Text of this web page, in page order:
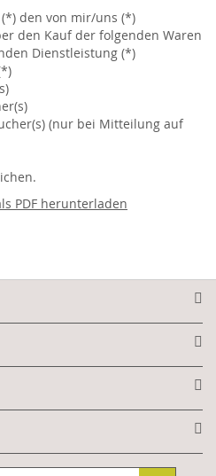
den von mir/uns (*)
den Kauf der folgenden Waren
Dienstleistung (*)
(nur bei Mitteilung auf
PDF herunterladen